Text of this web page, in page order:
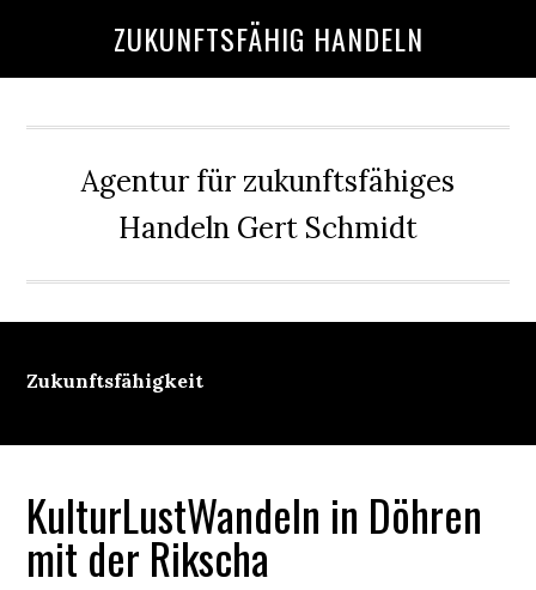
ZUKUNFTSFÄHIG HANDELN
Agentur für zukunftsfähiges
Handeln Gert Schmidt
Zukunftsfähigkeit
KulturLustWandeln in Döhren
mit der Rikscha